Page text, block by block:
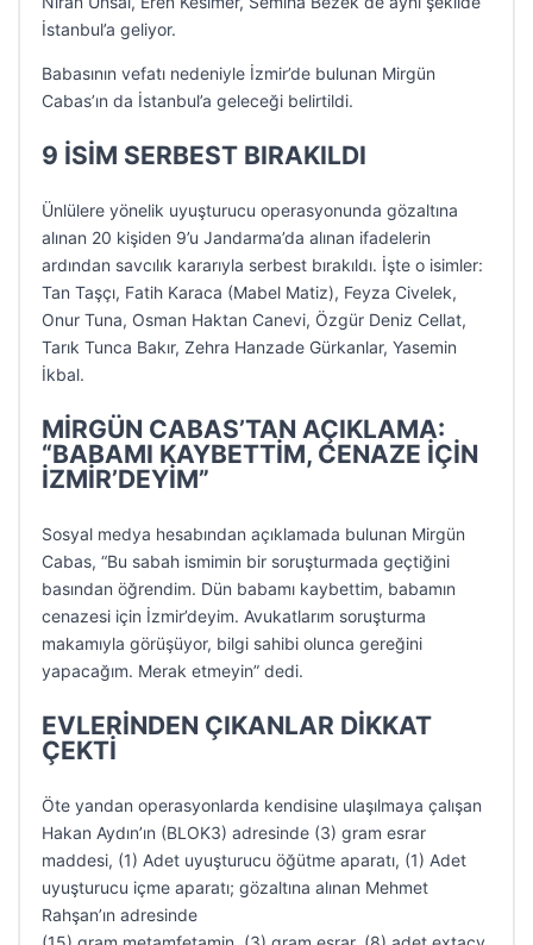
İstanbul’a geliyor.
Babasının vefatı nedeniyle İzmir’de bulunan Mirgün
Cabas’ın da İstanbul’a geleceği belirtildi.
9 İSİM SERBEST BIRAKILDI
Ünlülere yönelik uyuşturucu operasyonunda gözaltına
alınan 20 kişiden 9’u Jandarma’da alınan ifadelerin
ardından savcılık kararıyla serbest bırakıldı. İşte o isimler:
Tan Taşçı, Fatih Karaca (Mabel Matiz), Feyza Civelek,
Onur Tuna, Osman Haktan Canevi, Özgür Deniz Cellat,
Tarık Tunca Bakır, Zehra Hanzade Gürkanlar, Yasemin
İkbal.
MİRGÜN CABAS’TAN AÇIKLAMA:
“BABAMI KAYBETTİM, CENAZE İÇİN
İZMİR’DEYİM”
Sosyal medya hesabından açıklamada bulunan Mirgün
Cabas, “Bu sabah ismimin bir soruşturmada geçtiğini
basından öğrendim. Dün babamı kaybettim, babamın
cenazesi için İzmir’deyim. Avukatlarım soruşturma
makamıyla görüşüyor, bilgi sahibi olunca gereğini
yapacağım. Merak etmeyin” dedi.
EVLERİNDEN ÇIKANLAR DİKKAT
ÇEKTİ
Öte yandan operasyonlarda kendisine ulaşılmaya çalışan
Hakan Aydın’ın (BLOK3) adresinde (3) gram esrar
maddesi, (1) Adet uyuşturucu öğütme aparatı, (1) Adet
uyuşturucu içme aparatı; gözaltına alınan Mehmet
Rahşan’ın adresinde